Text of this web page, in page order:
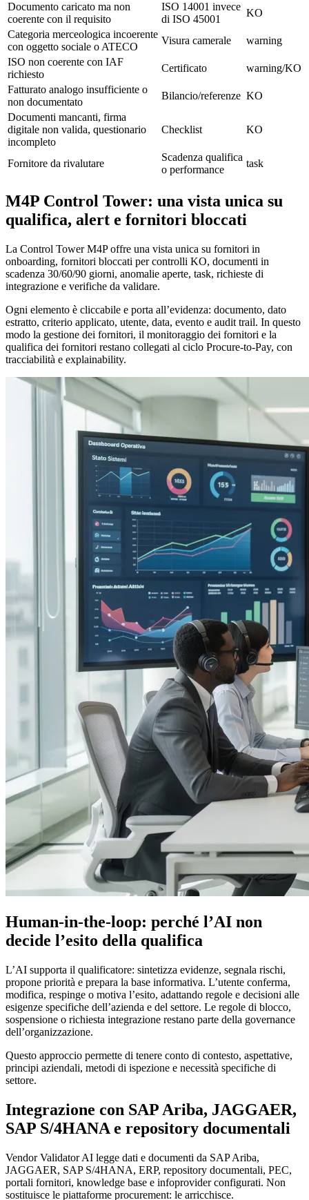
Documento caricato ma non
coerente con il requisito
ISO 14001 invece
di ISO 45001
KO
Categoria merceologica incoerente
con oggetto sociale o ATECO
Visura camerale
warning
ISO non coerente con IAF
richiesto
Certificato
warning/KO
Fatturato analogo insufficiente o
non documentato
Bilancio/referenze KO
Documenti mancanti, firma
digitale non valida, questionario
incompleto
Checklist KO
Fornitore da rivalutare
Scadenza qualifica
o performance
task
M4P Control Tower: una vista unica su
qualifica, alert e fornitori bloccati
La Control Tower M4P offre una vista unica su fornitori in
onboarding, fornitori bloccati per controlli KO, documenti in
scadenza 30/60/90 giorni, anomalie aperte, task, richieste di
integrazione e verifiche da validare.
Ogni elemento è cliccabile e porta all’evidenza: documento, dato
estratto, criterio applicato, utente, data, evento e audit trail. In questo
modo la gestione dei fornitori, il monitoraggio dei fornitori e la
qualifica dei fornitori restano collegati al ciclo Procure-to-Pay, con
tracciabilità e explainability.
Human-in-the-loop: perché l’AI non
decide l’esito della qualifica
L’AI supporta il qualificatore: sintetizza evidenze, segnala rischi,
propone priorità e prepara la base informativa. L’utente conferma,
modifica, respinge o motiva l’esito, adattando regole e decisioni alle
esigenze specifiche dell’azienda e del settore. Le regole di blocco,
sospensione o richiesta integrazione restano parte della governance
dell’organizzazione.
Questo approccio permette di tenere conto di contesto, aspettative,
principi aziendali, metodi di ispezione e necessità specifiche di
settore.
Integrazione con SAP Ariba, JAGGAER,
SAP S/4HANA e repository documentali
Vendor Validator AI legge dati e documenti da SAP Ariba,
JAGGAER, SAP S/4HANA, ERP, repository documentali, PEC,
portali fornitori, knowledge base e infoprovider configurati. Non
sostituisce le piattaforme procurement: le arricchisce.